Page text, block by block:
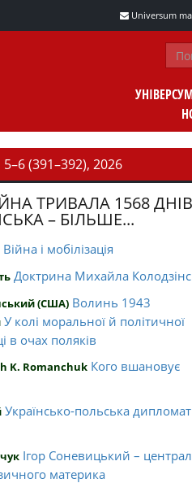
Universum
5–6 (391–392), 2026
ТРИВАЛА 1568
– БІЛЬШЕ...
Війна і мобілізація
Доктрина Михайла
(США) Волинь 1943
У колі моральної й політичної
в очах поляків
K. Romanchuk Кого вшановує
Українсько-польська
Ігор Соневицький –
материка